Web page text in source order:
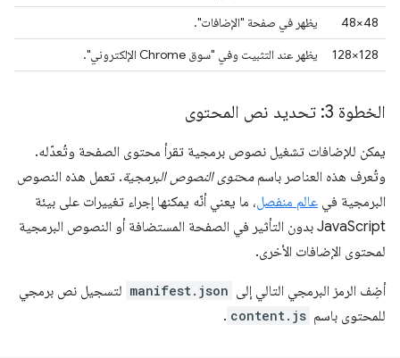
‎48×48
يظهر في صفحة "الإضافات".
‫128×128
يظهر عند التثبيت وفي "سوق Chrome الإلكتروني".
الخطوة 3: تحديد نص المحتوى
يمكن للإضافات تشغيل نصوص برمجية تقرأ محتوى الصفحة وتُعدّله.
وتُعرف هذه العناصر باسم محتوى النصوص البرمجية. تعمل هذه النصوص
البرمجية في عالم منفصل، ما يعني أنّه يمكنها إجراء تغييرات على بيئة
JavaScript بدون التأثير في الصفحة المستضافة أو النصوص البرمجية
لمحتوى الإضافات الأخرى.
أضِف الرمز البرمجي التالي إلى manifest.json لتسجيل نص برمجي
للمحتوى باسم content.js
.